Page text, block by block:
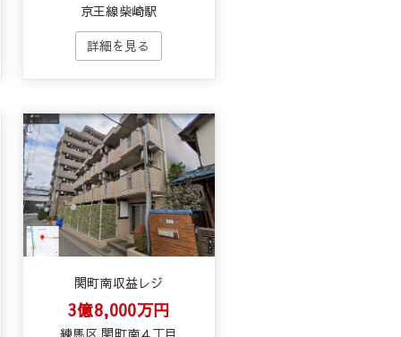
京王線柴崎駅
関町南収益レジ
3億8,000万円